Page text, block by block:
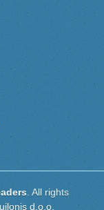
. All rights
d.o.o.